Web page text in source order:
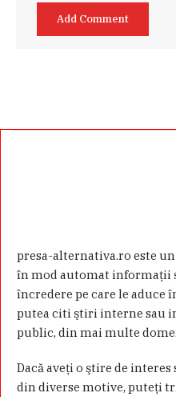
presa-alternativa.ro este
în mod automat informaţii
încredere pe care le
putea citi ştiri interne sau
public, din mai multe
Dacă aveţi o ştire de
din diverse motive, puteţi